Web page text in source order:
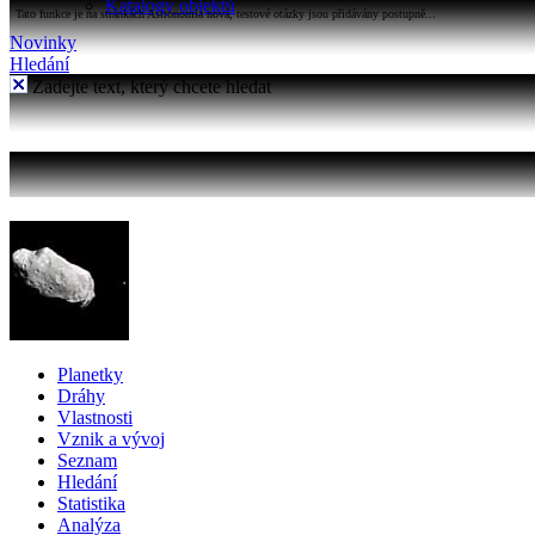
Katalogy objektů
Tato funkce je na stránkách Astronomia nová, testové otázky jsou přidávány postupně...
Novinky
Hledání
Zadejte text, který chcete hledat
Planetky
Dráhy
Vlastnosti
Vznik a vývoj
Seznam
Hledání
Statistika
Analýza